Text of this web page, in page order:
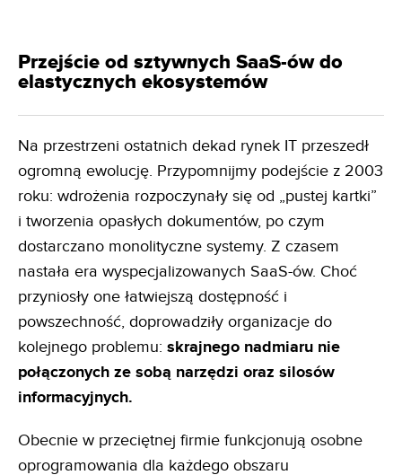
Przejście od sztywnych SaaS-ów do
elastycznych ekosystemów
Na przestrzeni ostatnich dekad rynek IT przeszedł
ogromną ewolucję. Przypomnijmy podejście z 2003
roku: wdrożenia rozpoczynały się od „pustej kartki”
i tworzenia opasłych dokumentów, po czym
dostarczano monolityczne systemy. Z czasem
nastała era wyspecjalizowanych SaaS-ów. Choć
przyniosły one łatwiejszą dostępność i
powszechność, doprowadziły organizacje do
kolejnego problemu: skrajnego nadmiaru nie
połączonych ze sobą narzędzi oraz silosów
informacyjnych.
Obecnie w przeciętnej firmie funkcjonują osobne
oprogramowania dla każdego obszaru